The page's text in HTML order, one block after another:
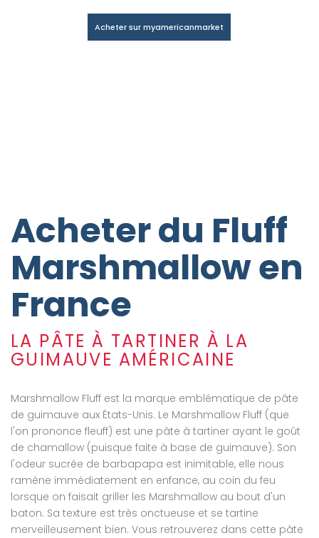
Acheter sur myamericanmarket
Acheter du Fluff
Marshmallow en
France
LA PÂTE À TARTINER À LA
GUIMAUVE AMÉRICAINE
Marshmallow Fluff est la marque emblématique de pâte
de guimauve aux États-Unis. Le Marshmallow Fluff (que
l'on prononce fleuff) est une pâte à tartiner ayant le goût
de chamallow (puisque faite à base de guimauve). Son
l'odeur sucrée de barbapapa est inimitable, elle nous
ramène immédiatement en enfance, au coin du feu
lorsque on faisait griller les Marshmallow au bout d'un
baton. Sa texture est très onctueuse et se tartine
merveilleusement bien. Vous retrouverez dans cette pâte